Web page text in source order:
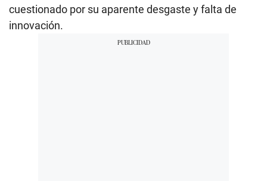
cuestionado por su aparente desgaste y falta de
innovación.